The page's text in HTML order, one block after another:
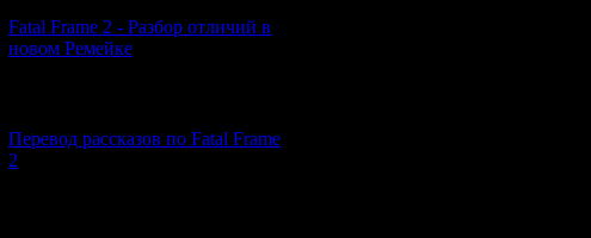
Fatal Frame 2 - Разбор отличий в
новом Ремейке
Перевод рассказов по Fatal Frame
2